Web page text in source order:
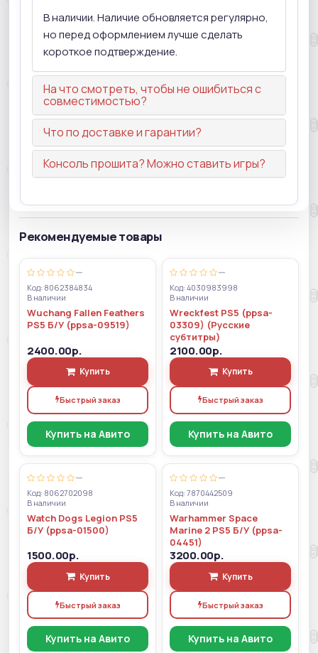
В наличии. Наличие обновляется регулярно,
но перед оформлением лучше сделать
короткое подтверждение.
На что смотреть, чтобы не ошибиться с
совместимостью?
Что по доставке и гарантии?
Консоль прошита? Можно ставить игры?
Рекомендуемые товары
—
Код: 8062384834
В наличии
Wuchang Fallen Feathers
PS5 Б/У (ppsa-09519)
2400.00р.
Купить
Быстрый заказ
Купить на Авито
—
Код: 4030983998
В наличии
Wreckfest PS5 (ppsa-
03309) (Русские
субтитры)
2100.00р.
Купить
Быстрый заказ
Купить на Авито
—
Код: 8062702098
В наличии
Watch Dogs Legion PS5
Б/У (ppsa-01500)
1500.00р.
Купить
Быстрый заказ
Купить на Авито
—
Код: 7870442509
В наличии
Warhammer Space
Marine 2 PS5 Б/У (ppsa-
04451)
3200.00р.
Купить
Быстрый заказ
Купить на Авито